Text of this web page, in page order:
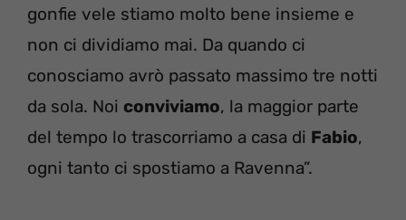
gonfie vele stiamo molto bene insieme e
non ci dividiamo mai. Da quando ci
conosciamo avrò passato massimo tre notti
da sola. Noi conviviamo, la maggior parte
del tempo lo trascorriamo a casa di Fabio,
ogni tanto ci spostiamo a Ravenna”.